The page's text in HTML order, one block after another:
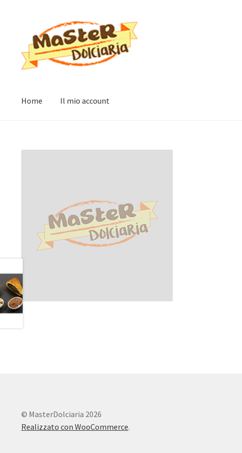
alla
navigazione
contenuto
Home Il mio account
© MasterDolciaria 2026
Realizzato con WooCommerce.